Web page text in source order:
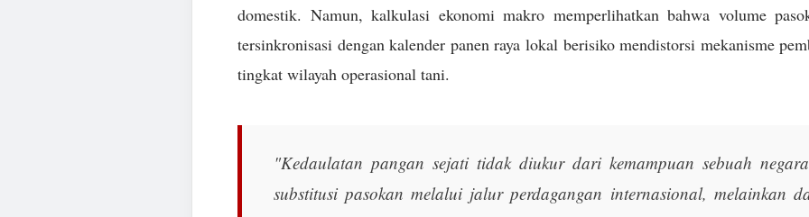
domestik. Namun, kalkulasi ekonomi makro memperlihatkan bahwa volume
tersinkronisasi dengan kalender panen raya lokal berisiko mendistorsi mekanisme
tingkat wilayah operasional tani.
"Kedaulatan pangan sejati tidak diukur dari kemampuan sebuah
substitusi pasokan melalui jalur perdagangan internasional, melainkan